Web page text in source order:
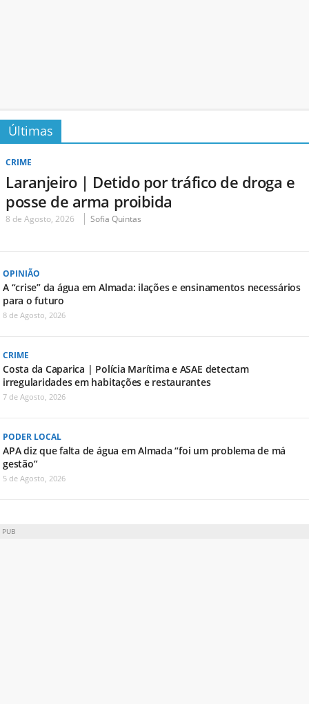
Últimas
CRIME
Laranjeiro | Detido por tráfico de droga e
posse de arma proibida
8 de Agosto, 2026 Sofia Quintas
OPINIÃO
A “crise” da água em Almada: ilações e ensinamentos necessários
para o futuro
8 de Agosto, 2026
CRIME
Costa da Caparica | Polícia Marítima e ASAE detectam
irregularidades em habitações e restaurantes
7 de Agosto, 2026
PODER LOCAL
APA diz que falta de água em Almada “foi um problema de má
gestão”
5 de Agosto, 2026
PUB